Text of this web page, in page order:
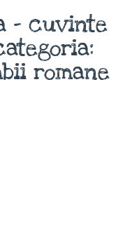
- cuvinte
romane